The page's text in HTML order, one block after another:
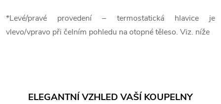
*Levé/pravé provedení – termostatická hlavice je
vlevo/vpravo při čelním pohledu na otopné těleso. Viz. níže
ELEGANTNÍ VZHLED VAŠÍ KOUPELNY